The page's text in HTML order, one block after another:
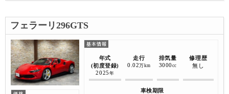
フェラーリ296GTS
年式
(初度登録)
2025 年
走行
0.02万km
排気量
3000 cc
修理歴
無し
車検期限